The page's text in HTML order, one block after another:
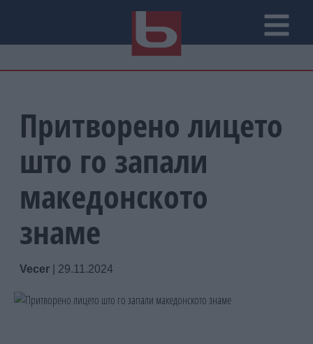
Притворено лицето
што го запали
македонското
знаме
Vecer 29.11.2024